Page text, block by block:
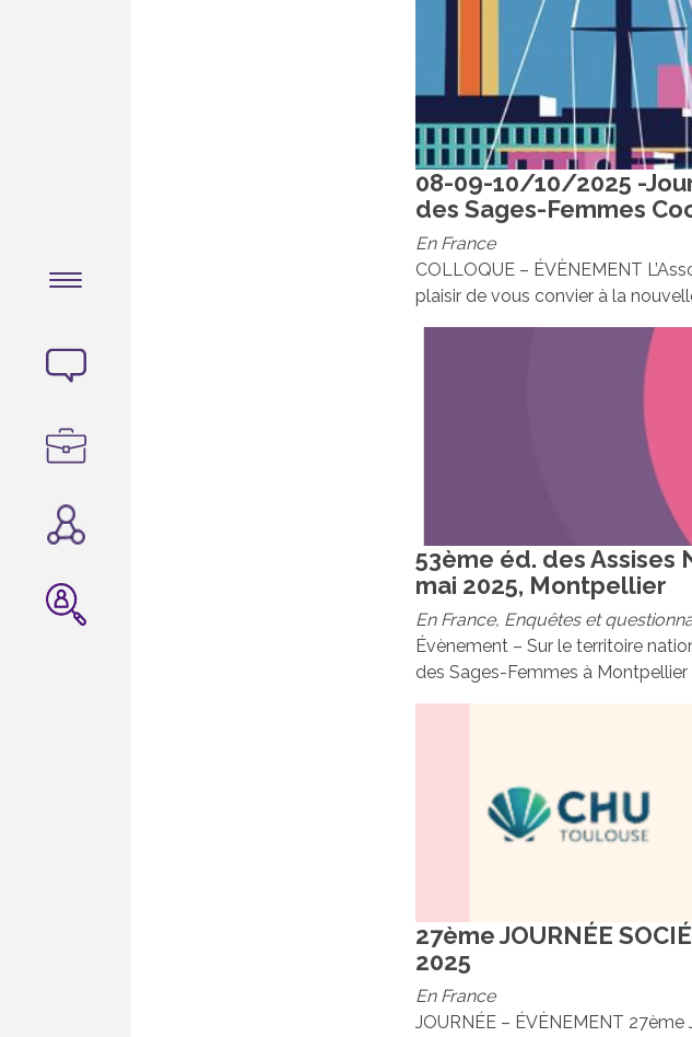
08-09-10/10/2025 -
des Sages-Femmes
En France
COLLOQUE – ÉVÈNEMENT
plaisir de vous convier à la
53ème éd. des Assises
mai 2025, Montpellier
En France, Enquêtes et
Évènement – Sur le territoire
des Sages-Femmes à
27ème JOURNÉE
2025
En France
JOURNÉE – ÉVÈNEMENT